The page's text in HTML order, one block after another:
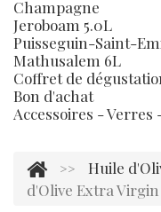
Champagne
Jeroboam 5.0L
Puisseguin-Saint-
Mathusalem 6L
Coffret de
Bon d'achat
Accessoires -
>> Huile
d'Olive Extra